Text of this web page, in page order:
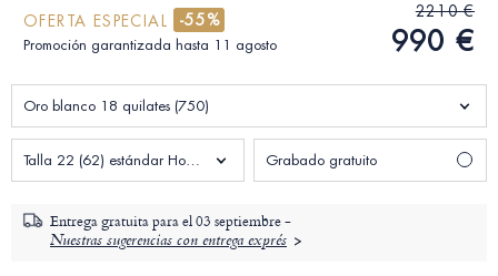
OFERTA ESPECIAL -55%
Promoción garantizada hasta 11 agosto
2210 €
990 €
Oro blanco 18 quilates (750)
Talla 22 (62) estándar Hombre Grabado gratuito
Entrega gratuita para el03 septiembre -
Nuestras sugerencias con entrega exprés